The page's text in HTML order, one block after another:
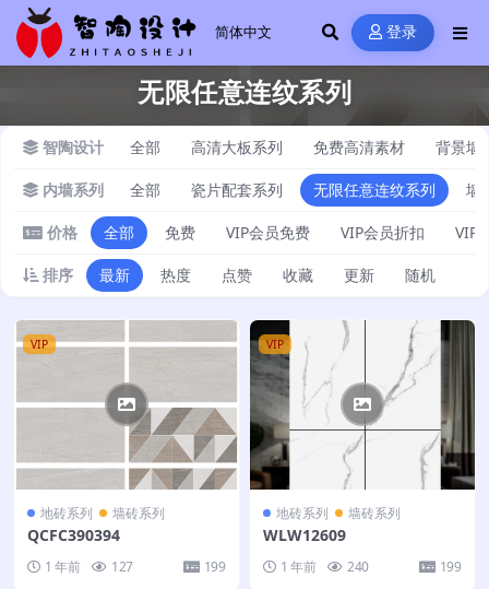
登录
无限任意连纹系列
智陶设计 全部 高清大板系列 免费高清素材 背景墙
内墙系列 全部 瓷片配套系列 无限任意连纹系列 墙
价格 全部 免费 VIP会员免费 VIP会员折扣 VIP
排序 最新 热度 点赞 收藏 更新 随机
VIP
地砖系列 墙砖系列
QCFC390394
1 年前 127 199
VIP
地砖系列 墙砖系列
WLW12609
1 年前 240 199